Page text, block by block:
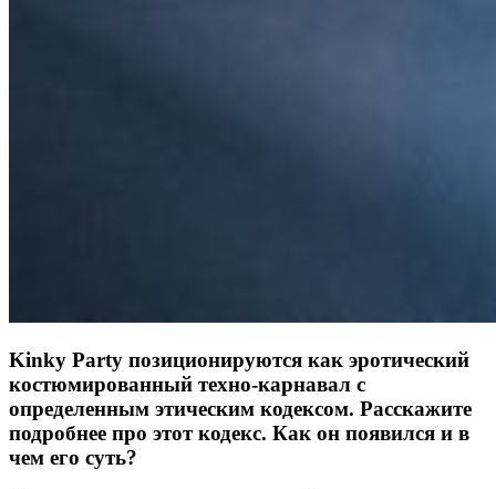
Kinky Party позиционируются как эротический
костюмированный техно-карнавал с
определенным этическим кодексом. Расскажите
подробнее про этот кодекс. Как он появился и в
чем его суть?